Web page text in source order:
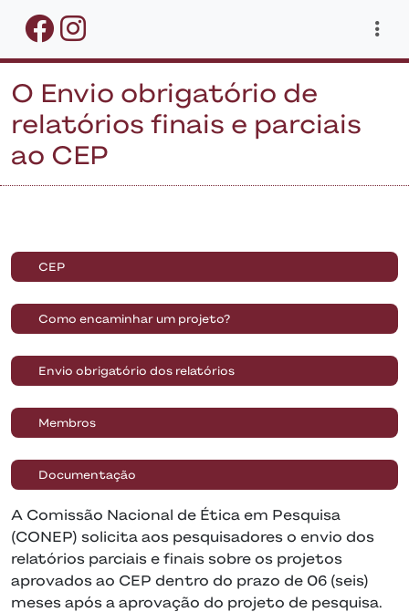
O Envio obrigatório de
relatórios finais e parciais
ao CEP
CEP
Como encaminhar um projeto?
Envio obrigatório dos relatórios
Membros
Documentação
A Comissão Nacional de Ética em Pesquisa
(CONEP) solicita aos pesquisadores o envio dos
relatórios parciais e finais sobre os projetos
aprovados ao CEP dentro do prazo de 06 (seis)
meses após a aprovação do projeto de pesquisa.